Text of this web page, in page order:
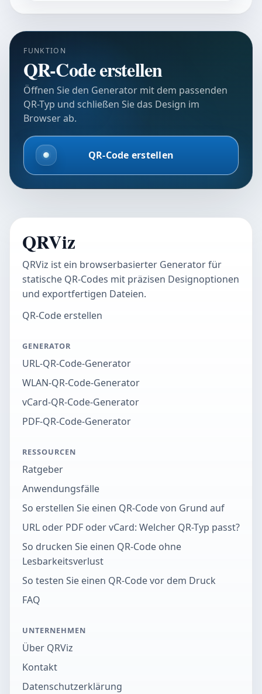
FUNKTION
QR-Code erstellen
Öffnen Sie den Generator mit dem passenden
QR-Typ und schließen Sie das Design im
Browser ab.
QR-Code erstellen
QRViz
QRViz ist ein browserbasierter Generator für
statische QR-Codes mit präzisen Designoptionen
und exportfertigen Dateien.
QR-Code erstellen
GENERATOR
URL-QR-Code-Generator
WLAN-QR-Code-Generator
vCard-QR-Code-Generator
PDF-QR-Code-Generator
RESSOURCEN
Ratgeber
Anwendungsfälle
So erstellen Sie einen QR-Code von Grund auf
URL oder PDF oder vCard: Welcher QR-Typ passt?
So drucken Sie einen QR-Code ohne
Lesbarkeitsverlust
So testen Sie einen QR-Code vor dem Druck
FAQ
UNTERNEHMEN
Über QRViz
Kontakt
Datenschutzerklärung